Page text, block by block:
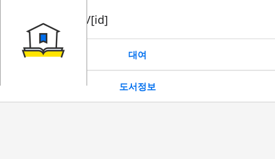
book/rent/[id]
대여
도서정보